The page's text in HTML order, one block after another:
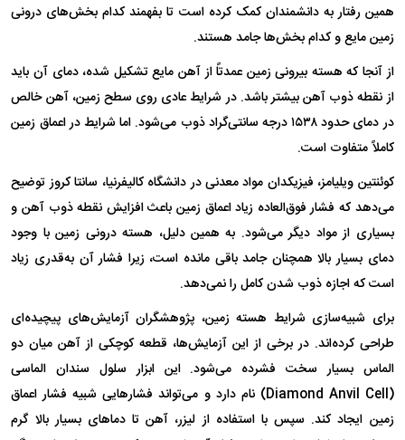
همین رفتار به دانشمندان کمک کرده است تا بفهمند کدام بخش‌های درونی
زمین مایع و کدام بخش‌ها جامد هستند.
از آنجا که هسته بیرونی زمین عمدتاً از آهن مایع تشکیل شده، دمای آن باید
از نقطه ذوب آهن بیشتر باشد. در شرایط عادی روی سطح زمین، آهن خالص
در دمای حدود ۱۵۳۸ درجه سانتی‌گراد ذوب می‌شود. اما شرایط در اعماق زمین
کاملاً متفاوت است.
کوئنتین ویلیامز، فیزیکدان مواد معدنی در دانشگاه کالیفرنیا، سانتا کروز توضیح
می‌دهد که فشار فوق‌العاده زیاد اعماق زمین باعث افزایش نقطه ذوب آهن و
بسیاری از مواد دیگر می‌شود. به همین دلیل، هسته درونی زمین با وجود
دمای بسیار بالا همچنان جامد باقی مانده است، زیرا فشار آن به‌قدری زیاد
است که اجازه ذوب شدن کامل را نمی‌دهد.
برای شبیه‌سازی شرایط هسته زمین، پژوهشگران آزمایش‌های پیچیده‌ای
طراحی کرده‌اند. در برخی از این آزمایش‌ها، قطعه کوچکی از آهن میان دو
الماس بسیار سخت فشرده می‌شود. این ابزار سلول سندان الماسی
(Diamond Anvil Cell) نام دارد و می‌تواند فشارهایی شبیه فشار اعماق
زمین ایجاد کند. سپس با استفاده از لیزر، آهن تا دماهای بسیار بالا گرم